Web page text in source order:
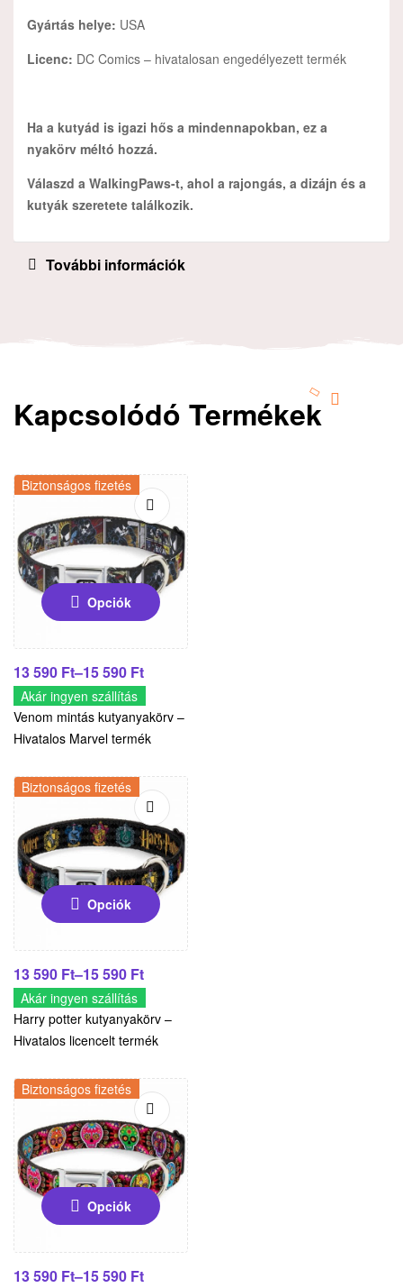
Gyártás helye: USA
Licenc: DC Comics – hivatalosan engedélyezett termék
Ha a kutyád is igazi hős a mindennapokban, ez a
nyakörv méltó hozzá.
Válaszd a WalkingPaws-t, ahol a rajongás, a dizájn és a
kutyák szeretete találkozik.
További információk
Kapcsolódó Termékek
Biztonságos fizetés
Opciók
13 590 Ft–15 590 Ft
Akár ingyen szállítás
Venom mintás kutyanyakörv –
Hivatalos Marvel termék
Biztonságos fizetés
Opciók
13 590 Ft–15 590 Ft
Akár ingyen szállítás
Harry potter kutyanyakörv –
Hivatalos licencelt termék
Biztonságos fizetés
Opciók
13 590 Ft–15 590 Ft